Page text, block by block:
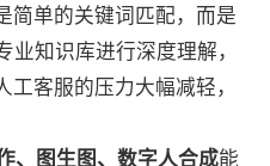
简单的关键词匹配，而是
知识库进行深度理解，
客服的压力大幅减轻，
、图生图、数字人合成能